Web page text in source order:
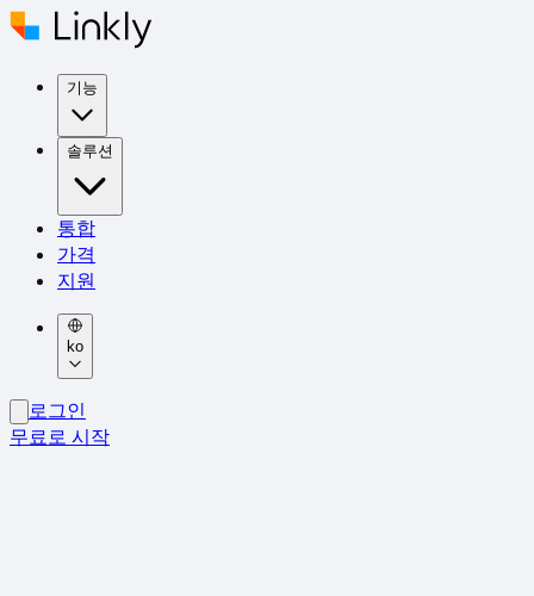
기능
솔루션
통합
가격
지원
ko
로그인
무료로 시작